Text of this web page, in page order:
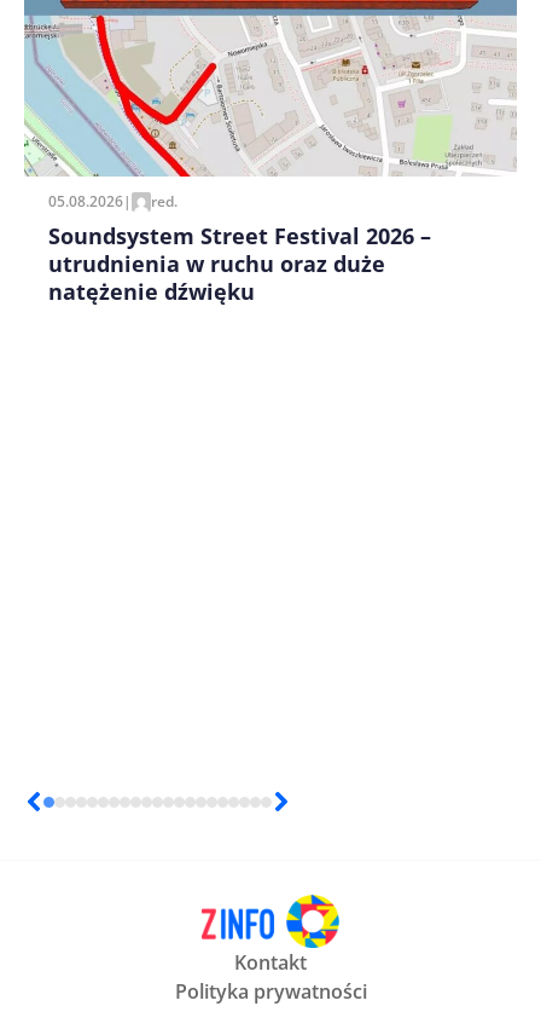
Zapamiętaj moje dane w tej przeglądarce podczas
pisania kolejnych komentarzy.
05.08.2026| red.
Soundsystem Street Festival 2026 –
utrudnienia w ruchu oraz duże
natężenie dźwięku
Kontakt
Polityka prywatności